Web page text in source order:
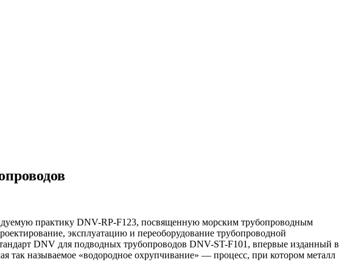
практику DNV-RP-F123, посвященную морским трубопроводным
эксплуатацию и переоборудование трубопроводной
DNV для подводных трубопроводов DNV-ST-F101, впервые изданный в
так называемое «водородное охрупчивание» — процесс, при котором металл